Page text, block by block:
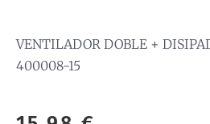
VENTILADOR DOBLE +
400008-15